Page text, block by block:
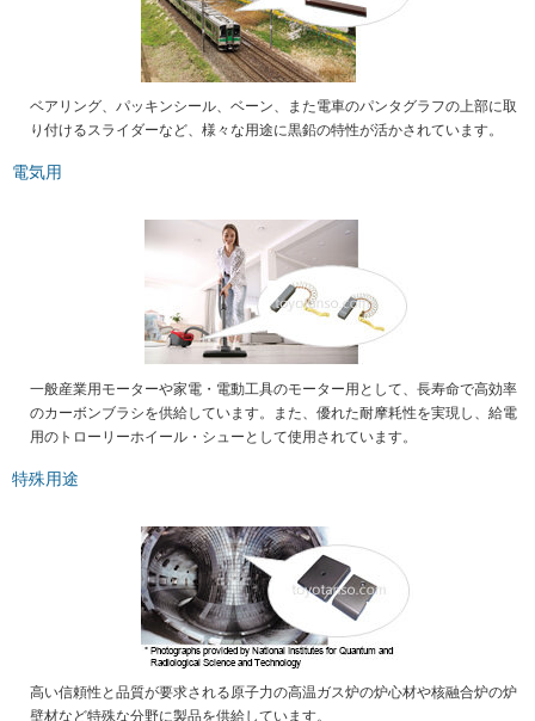
ベアリング、パッキンシール、ベーン、また電車のパンタグラフの上部に取
り付けるスライダーなど、様々な用途に黒鉛の特性が活かされています。
電気用
一般産業用モーターや家電・電動工具のモーター用として、長寿命で高効率
のカーボンブラシを供給しています。また、優れた耐摩耗性を実現し、給電
用のトローリーホイール・シューとして使用されています。
特殊用途
高い信頼性と品質が要求される原子力の高温ガス炉の炉心材や核融合炉の炉
壁材など特殊な分野に製品を供給しています。